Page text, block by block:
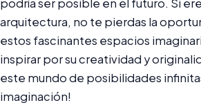
podría ser posible en el futuro. Si
arquitectura, no te pierdas la
estos fascinantes espacios
inspirar por su creatividad y
este mundo de posibilidades
imaginación!